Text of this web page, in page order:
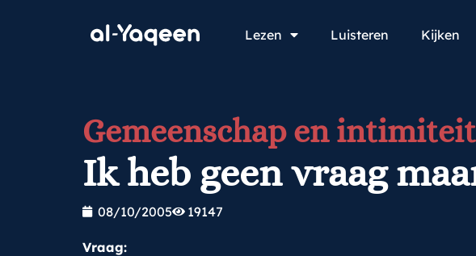
Lezen Luisteren Kijken
Gemeenschap en intimiteit
Ik heb geen vraag
08/10/2005 19147
Vraag: